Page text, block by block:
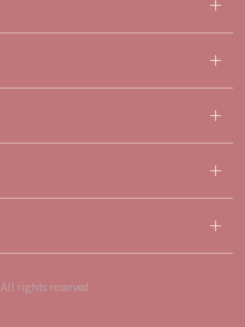
All rights reserved.